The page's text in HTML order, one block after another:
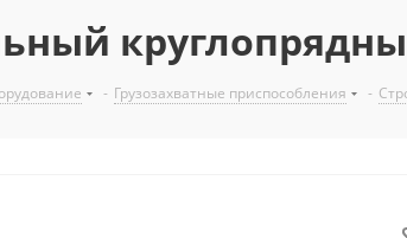
- Грузозахватные приспособления -